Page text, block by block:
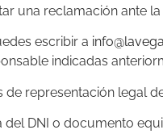
una reclamación ante
escribir a
indicadas
de representación legal
DNI o documento